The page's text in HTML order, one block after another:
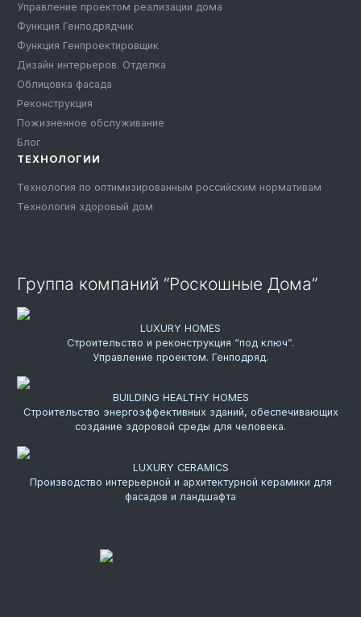
Управление проектом реализации дома
Функция Генподрядчик
Функция Генпроектировщик
Дизайн интерьеров. Отделка
Облицовка фасада
Реконструкция
Пожизненное обслуживание
Блог
ТЕХНОЛОГИИ
Технология по оптимизированным российским нормативам
Технология здоровый дом
Группа компаний “Роскошные Дома”
LUXURY HOMES
Строительство и реконструкция “под ключ”.
Управление проектом. Генподряд.
BUILDING HEALTHY HOMES
Строительство энергоэффективных зданий, обеспечивающих
создание здоровой среды для человека.
LUXURY CERAMICS
Производство интерьерной и архитектурной керамики для
фасадов и ландшафта